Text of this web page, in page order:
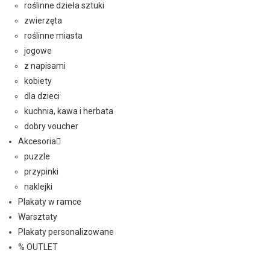
roślinne dzieła sztuki
zwierzęta
roślinne miasta
jogowe
z napisami
kobiety
dla dzieci
kuchnia, kawa i herbata
dobry voucher
Akcesoria
puzzle
przypinki
naklejki
Plakaty w ramce
Warsztaty
Plakaty personalizowane
% OUTLET